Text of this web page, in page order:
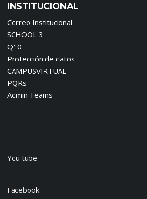
INSTITUCIONAL
Correo Institucional
SCHOOL 3
Q10
Protección de datos
CAMPUSVIRTUAL
PQRs
Admin Teams
You tube
Facebook